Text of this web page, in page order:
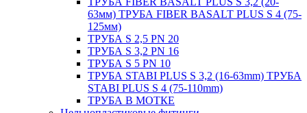
63мм) ТРУБА FIBER BASALT PLUS S 4 (75-
125мм)
ТРУБА S 2,5 PN 20
ТРУБА S 3,2 PN 16
ТРУБА S 5 PN 10
ТРУБА STABI PLUS S 3,2 (16-63mm) ТРУБА
STABI PLUS S 4 (75-110mm)
ТРУБА В МОТКЕ